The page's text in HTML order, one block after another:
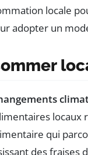
qui
des